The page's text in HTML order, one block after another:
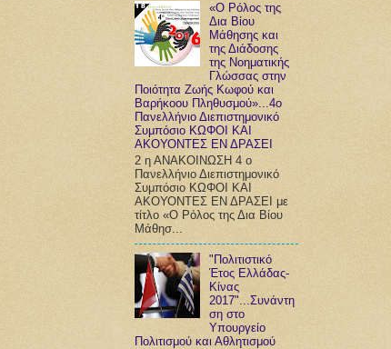
«Ο Ρόλος της
Δια Βίου
Μάθησης και
της Διάδοσης
της Νοηματικής
Γλώσσας στην
Ποιότητα Ζωής Κωφού και
Βαρήκοου Πληθυσμού»...4ο
Πανελλήνιο Διεπιστημονικό
Συμπόσιο ΚΩΦΟΙ ΚΑΙ
ΑΚΟΥΟΝΤΕΣ ΕΝ ΔΡΑΣΕΙ
2 η ΑΝΑΚΟΙΝΩΣΗ 4 ο
Πανελλήνιο Διεπιστημονικό
Συμπόσιο ΚΩΦΟΙ ΚΑΙ
ΑΚΟΥΟΝΤΕΣ ΕΝ ΔΡΑΣΕΙ με
τίτλο «Ο Ρόλος της Δια Βίου
Μάθησ...
"Πολιτιστικό
Έτος Ελλάδας-
Κίνας
2017"...Συνάντη
ση στο
Υπουργείο
Πολιτισμού και Αθλητισμού